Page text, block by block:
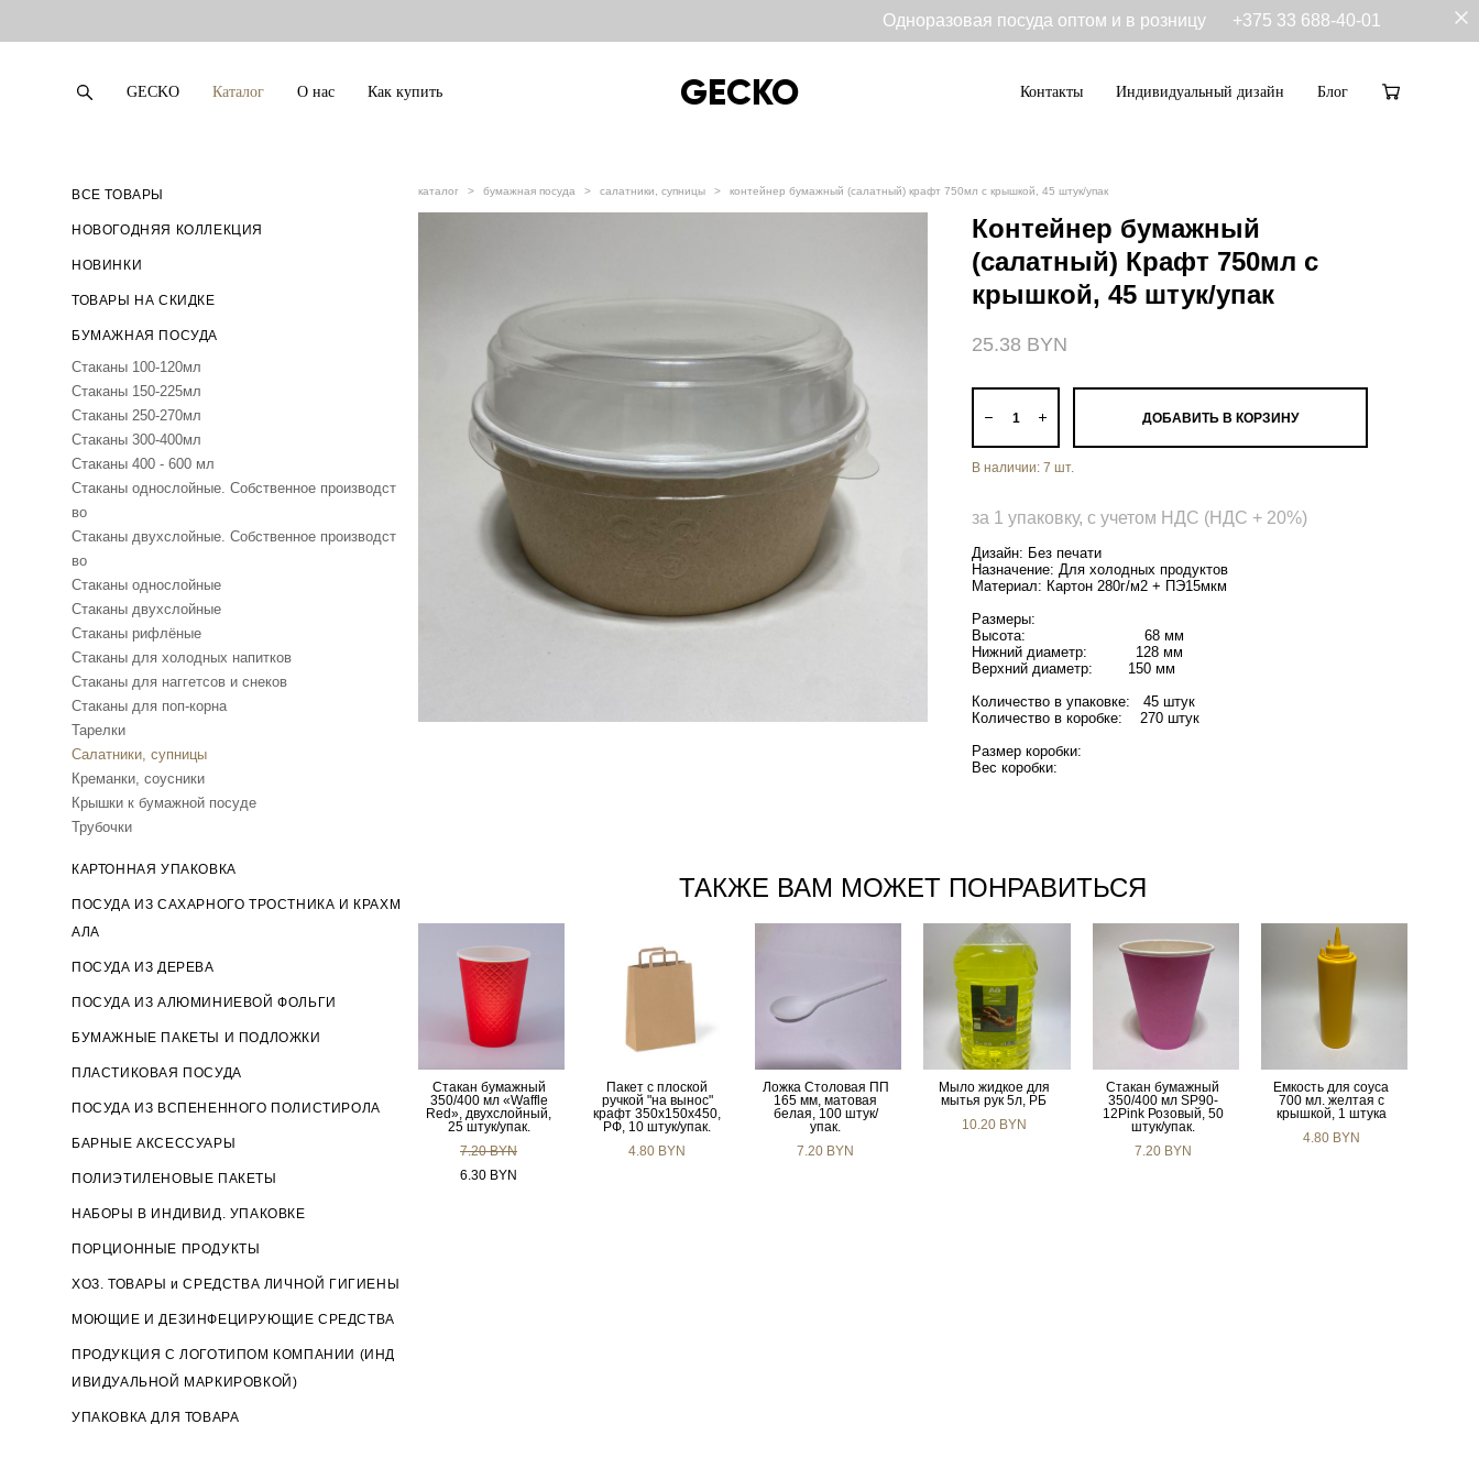
Одноразовая посуда оптом и в розницу +375 33 688-40-01
GECKO Каталог О нас Как купить GECKO Контакты Индивидуальный дизайн Блог
GECKO
ВСЕ ТОВАРЫ
НОВОГОДНЯЯ КОЛЛЕКЦИЯ
НОВИНКИ
ТОВАРЫ НА СКИДКЕ
БУМАЖНАЯ ПОСУДА
Стаканы 100-120мл
Стаканы 150-225мл
Стаканы 250-270мл
Стаканы 300-400мл
Стаканы 400 - 600 мл
Стаканы однослойные. Собственное производст
во
Стаканы двухслойные. Собственное производст
во
Стаканы однослойные
Стаканы двухслойные
Стаканы рифлёные
Стаканы для холодных напитков
Стаканы для наггетсов и снеков
Стаканы для поп-корна
Тарелки
Салатники, супницы
Креманки, соусники
Крышки к бумажной посуде
Трубочки
КАРТОННАЯ УПАКОВКА
ПОСУДА ИЗ САХАРНОГО ТРОСТНИКА И КРАХМ
АЛА
ПОСУДА ИЗ ДЕРЕВА
ПОСУДА ИЗ АЛЮМИНИЕВОЙ ФОЛЬГИ
БУМАЖНЫЕ ПАКЕТЫ И ПОДЛОЖКИ
ПЛАСТИКОВАЯ ПОСУДА
ПОСУДА ИЗ ВСПЕНЕННОГО ПОЛИСТИРОЛА
БАРНЫЕ АКСЕССУАРЫ
ПОЛИЭТИЛЕНОВЫЕ ПАКЕТЫ
НАБОРЫ В ИНДИВИД. УПАКОВКЕ
ПОРЦИОННЫЕ ПРОДУКТЫ
ХОЗ. ТОВАРЫ и СРЕДСТВА ЛИЧНОЙ ГИГИЕНЫ
МОЮЩИЕ И ДЕЗИНФЕЦИРУЮЩИЕ СРЕДСТВА
ПРОДУКЦИЯ С ЛОГОТИПОМ КОМПАНИИ (ИНД
ИВИДУАЛЬНОЙ МАРКИРОВКОЙ)
УПАКОВКА ДЛЯ ТОВАРА
каталог > бумажная посуда > салатники, супницы > контейнер бумажный (салатный) крафт 750мл с крышкой, 45 штук/упак
Контейнер бумажный
(салатный) Крафт 750мл с
крышкой, 45 штук/упак
25.38 BYN
В наличии:7 шт.
ДОБАВИТЬ В КОРЗИНУ
за 1 упаковку, с учетом НДС (НДС + 20%)
Дизайн: Без печати
Назначение: Для холодных продуктов
Материал: Картон 280г/м2 + ПЭ15мкм
Размеры:
Высота: 68 мм
Нижний диаметр: 128 мм
Верхний диаметр: 150 мм
Количество в упаковке: 45 штук
Количество в коробке: 270 штук
Размер коробки:
Вес коробки:
ТАКЖЕ ВАМ МОЖЕТ ПОНРАВИТЬСЯ
Стакан бумажный
350/400 мл «Waffle
Red», двухслойный,
25 штук/упак.
7.20 BYN
6.30 BYN
Пакет с плоской
ручкой "на вынос"
крафт 350х150х450,
РФ, 10 штук/упак.
4.80 BYN
Ложка Столовая ПП
165 мм, матовая
белая, 100 штук/
упак.
7.20 BYN
Мыло жидкое для
мытья рук 5л, РБ
10.20 BYN
Стакан бумажный
350/400 мл SP90-
12Pink Розовый, 50
штук/упак.
7.20 BYN
Емкость для соуса
700 мл. желтая с
крышкой, 1 штука
4.80 BYN